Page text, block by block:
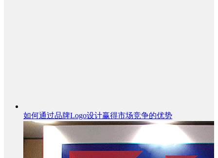
如何通过品牌Logo设计赢得市场竞争的优势